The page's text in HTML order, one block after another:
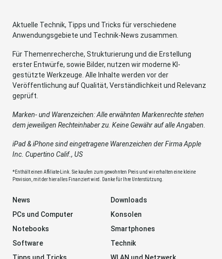
Aktuelle Technik, Tipps und Tricks für verschiedene
Anwendungsgebiete und Technik-News zusammen.
Für Themenrecherche, Strukturierung und die Erstellung
erster Entwürfe, sowie Bilder, nutzen wir moderne KI-
gestützte Werkzeuge. Alle Inhalte werden vor der
Veröffentlichung auf Qualität, Verständlichkeit und Relevanz
geprüft.
Marken- und Warenzeichen: Alle erwähnten Markenrechte stehen
dem jeweiligen Rechteinhaber zu. Keine Gewähr auf alle Angaben.
iPad & iPhone sind eingetragene Warenzeichen der Firma Apple
Inc. Cupertino Calif., US
*Enthält einen Affiliate-Link. Sie kaufen zum gewohnten Preis und wir erhalten eine kleine
Provision, mit der hier alles Finanziert wird. Danke für Ihre Unterstützung.
News
Downloads
PCs und Computer
Konsolen
Notebooks
Smartphones
Software
Technik